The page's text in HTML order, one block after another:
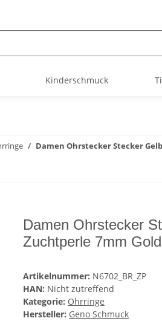
Kinderschmuck
Damen Ohrstecker Stecker
Damen Ohrstecker
Zuchtperle 7mm
Artikelnummer: N6702_BR_ZP
HAN: Nicht zutreffend
Kategorie: Ohrringe
Hersteller: Geno Schmuck